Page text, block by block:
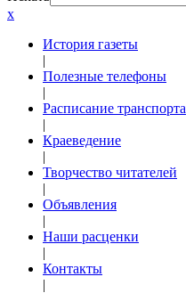
x
История газеты
|
Полезные телефоны
|
Расписание транспорта
|
Краеведение
|
Творчество читателей
|
Объявления
|
Наши расценки
|
Контакты
|